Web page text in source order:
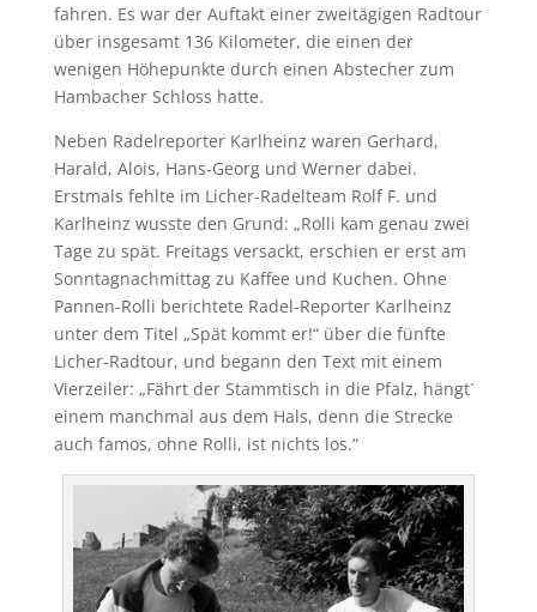
fahren. Es war der Auftakt einer zweitägigen Radtour
über insgesamt 136 Kilometer, die einen der
wenigen Höhepunkte durch einen Abstecher zum
Hambacher Schloss hatte.
Neben Radelreporter Karlheinz waren Gerhard,
Harald, Alois, Hans-Georg und Werner dabei.
Erstmals fehlte im Licher-Radelteam Rolf F. und
Karlheinz wusste den Grund: „Rolli kam genau zwei
Tage zu spät. Freitags versackt, erschien er erst am
Sonntagnachmittag zu Kaffee und Kuchen. Ohne
Pannen-Rolli berichtete Radel-Reporter Karlheinz
unter dem Titel „Spät kommt er!“ über die fünfte
Licher-Radtour, und begann den Text mit einem
Vierzeiler: „Fährt der Stammtisch in die Pfalz, hängt´
einem manchmal aus dem Hals, denn die Strecke
auch famos, ohne Rolli, ist nichts los.“